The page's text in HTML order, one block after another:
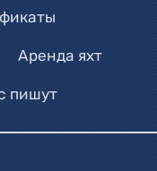
Аренда яхт
пишут